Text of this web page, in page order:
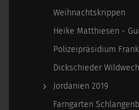
Weihnachtskrippen
Heike Matthiesen -
Polizeipräsidium
Dickschieder
Jordanien 2019
Farngarten